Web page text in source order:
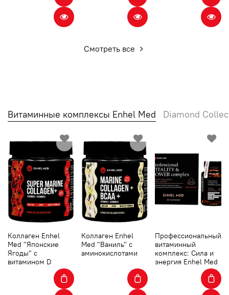
Смотреть все
Витаминные комплексы Enhel Med Diamond
Коллаген Enhel
Med "Японские
Ягоды" с
витамином D
Коллаген Enhel
Med "Ваниль" с
аминокислотами
Профессиональный
витаминный
комплекс: Сила и
энергия Enhel Med